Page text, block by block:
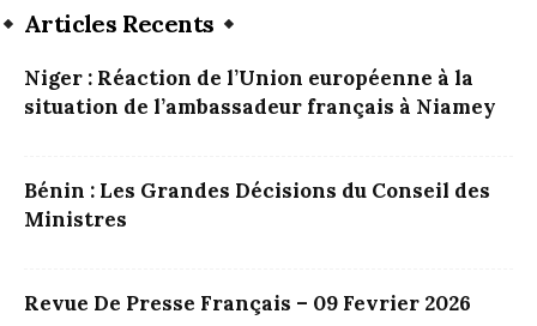
Articles Recents
Niger : Réaction de l’Union européenne à la
situation de l’ambassadeur français à Niamey
Bénin : Les Grandes Décisions du Conseil des
Ministres
Revue De Presse Français – 09 Fevrier 2026